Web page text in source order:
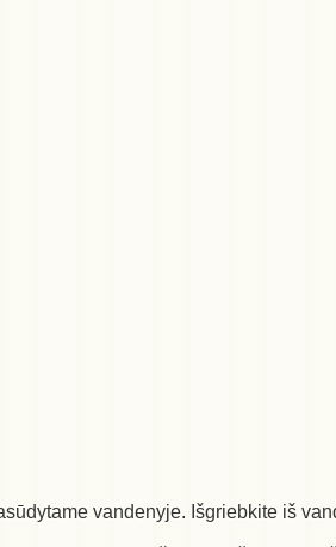
vandenyje. Išgriebkite iš